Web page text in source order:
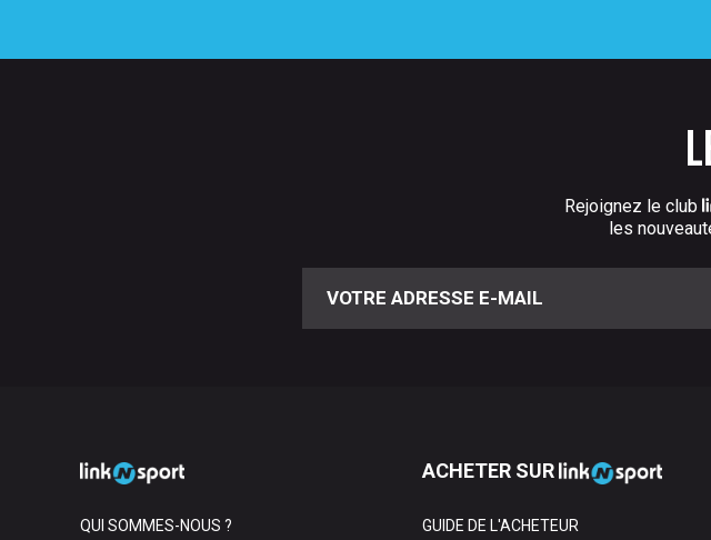
Rejoignez le club
les
QUI SOMMES-NOUS ?
ACHETER SUR
GUIDE DE L'ACHETEUR